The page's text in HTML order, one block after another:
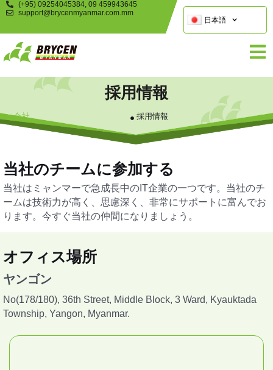
(+95) 09254045384, 09 459943645
support@brycenmyanmar.com.mm
日本語
採用情報
会社 採用情報
当社のチームに参加する
当社はミャンマーで急成長中のIT企業の一つです。当社のチ
ームは技術力が高く、思慮深く、非常にサポートに富んでお
ります。今すぐ当社の仲間になりましょう。
オフィス場所
ヤンゴン
No(178/180), 36th Street, Middle Block, 3 Ward, Kyauktada
Township, Yangon, Myanmar.